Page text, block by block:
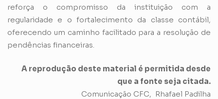
reforça o compromisso da instituição com a
regularidade e o fortalecimento da classe contábil,
oferecendo um caminho facilitado para a resolução de
pendências financeiras.
A reprodução deste material é permitida desde
que a fonte seja citada.
Comunicação CFC, Rhafael Padilha